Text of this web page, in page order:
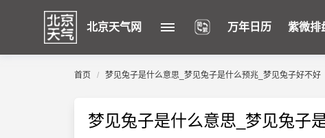
北京天气网 万年日历 紫微排
首页 梦见兔子是什么意思_梦见兔子是什么预兆_梦见兔子好不好
梦见兔子是什么意思_梦见兔子